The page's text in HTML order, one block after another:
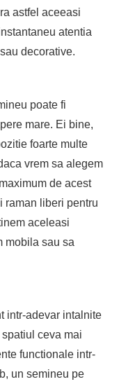
astfel aceeasi
atentia
decorative.
poate fi
mare. Ei bine,
foarte multe
vrem sa alegem
de acest
raman liberi pentru
aceleasi
mobila sau sa
intr-adevar intalnite
ceva mai
functionale intr-
un semineu pe